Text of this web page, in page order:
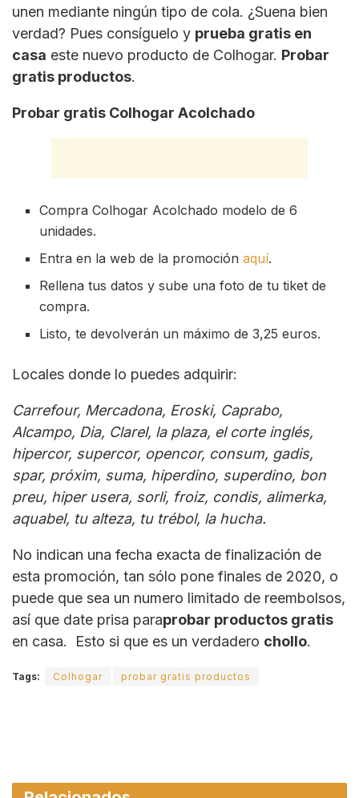
unen mediante ningún tipo de cola. ¿Suena bien
verdad? Pues consíguelo y prueba gratis en
casa este nuevo producto de Colhogar. Probar
gratis productos.
Probar gratis Colhogar Acolchado
Compra Colhogar Acolchado modelo de 6
unidades.
Entra en la web de la promociónaquí.
Rellena tus datos y sube una foto de tu tiket de
compra.
Listo, te devolverán un máximo de 3,25 euros.
Locales donde lo puedes adquirir:
Carrefour, Mercadona, Eroski, Caprabo,
Alcampo, Dia, Clarel, la plaza, el corte inglés,
hipercor, supercor, opencor, consum, gadis,
spar, próxim, suma, hiperdino, superdino, bon
preu, hiper usera, sorli, froiz, condis, alimerka,
aquabel, tu alteza, tu trébol, la hucha.
No indican una fecha exacta de finalización de
esta promoción, tan sólo pone finales de 2020, o
puede que sea un numero limitado de reembolsos,
así que date prisa paraprobar productos gratis
en casa. Esto si que es un verdadero chollo.
Tags: Colhogar probar gratis productos